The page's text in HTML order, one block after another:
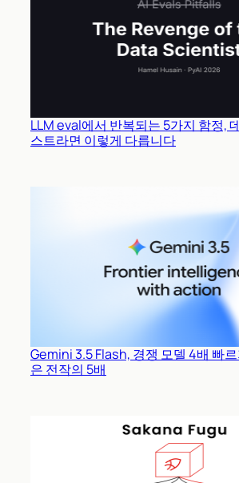
LLM eval에서 반복되는 5가지 함정,
스트라면 이렇게 다릅니다
Gemini 3.5 Flash, 경쟁 모델 4배 빠
은 전작의 5배